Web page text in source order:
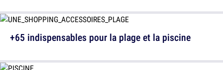
+65 indispensables pour la plage et la piscine